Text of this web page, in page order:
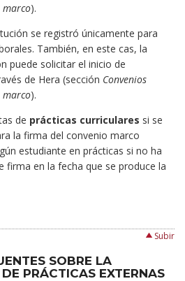
marco).
se registró únicamente para
También, en este cas, la
puede solicitar el inicio de
de Hera (sección Convenios
marco).
de prácticas curriculares si se
la firma del convenio marco
estudiante en prácticas si no ha
firma en la fecha que se produce la
Subir
SOBRE LA
PRÁCTICAS EXTERNAS